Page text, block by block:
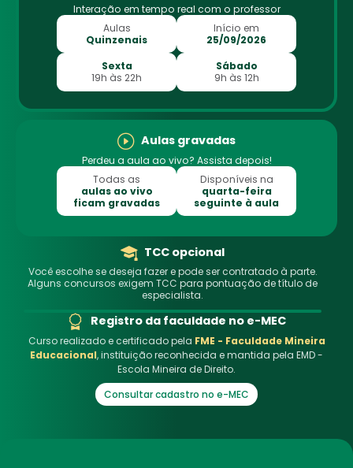
Interação em tempo real com o professor
Aulas
Quinzenais
Início em
25/09/2026
Sexta
19h às 22h
Sábado
9h às 12h
Aulas gravadas
Perdeu a aula ao vivo? Assista depois!
Todas as
aulas ao vivo
ficam gravadas
Disponíveis na
quarta-feira
seguinte à aula
Registro da faculdade no e-MEC
Curso realizado e certificado pela FME - Faculdade Mineira
Educacional, instituição reconhecida e mantida pela EMD -
Escola Mineira de Direito.
Consultar cadastro no e-MEC
TCC opcional
Você escolhe se deseja fazer e pode ser contratado à parte.
Alguns concursos exigem TCC para pontuação de título de
especialista.